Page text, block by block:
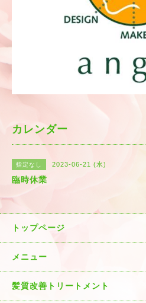
カレンダー
指定なし 2023-06-21 (水)
臨時休業
トップページ
メニュー
髪質改善トリートメント